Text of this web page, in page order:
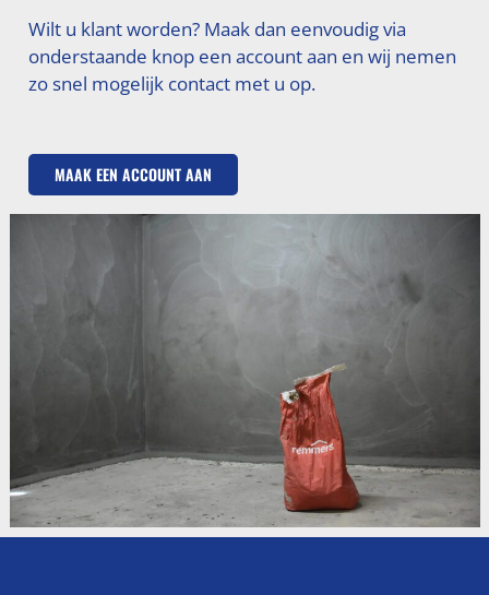
Wilt u klant worden? Maak dan eenvoudig via
onderstaande knop een account aan en wij nemen
zo snel mogelijk contact met u op.
MAAK EEN ACCOUNT AAN